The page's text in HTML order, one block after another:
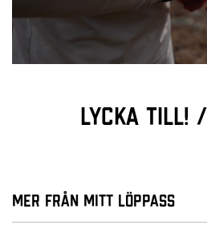
Lycka till!
Mer från Mitt löppass